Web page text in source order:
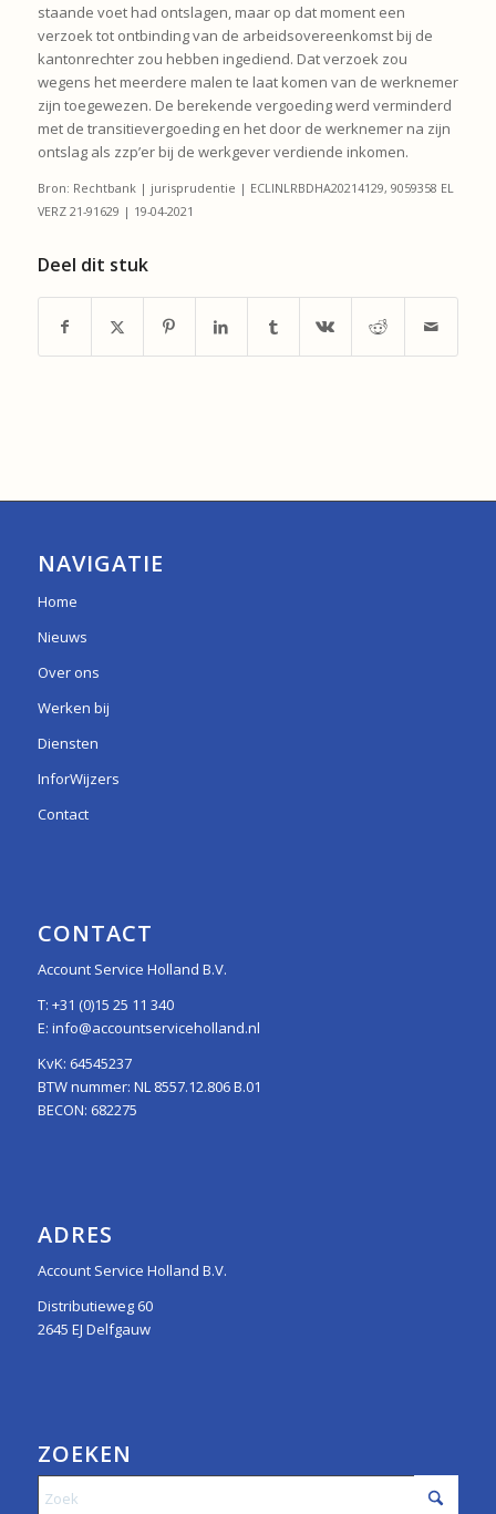
staande voet had ontslagen, maar op dat moment een
verzoek tot ontbinding van de arbeidsovereenkomst bij de
kantonrechter zou hebben ingediend. Dat verzoek zou
wegens het meerdere malen te laat komen van de werknemer
zijn toegewezen. De berekende vergoeding werd verminderd
met de transitievergoeding en het door de werknemer na zijn
ontslag als zzp’er bij de werkgever verdiende inkomen.
Bron: Rechtbank | jurisprudentie | ECLINLRBDHA20214129, 9059358 EL
VERZ 21-91629 | 19-04-2021
Deel dit stuk
NAVIGATIE
Home
Nieuws
Over ons
Werken bij
Diensten
InforWijzers
Contact
CONTACT
Account Service Holland B.V.
T: +31 (0)15 25 11 340
E: info@accountserviceholland.nl
KvK: 64545237
BTW nummer: NL 8557.12.806 B.01
BECON: 682275
ADRES
Account Service Holland B.V.
Distributieweg 60
2645 EJ Delfgauw
ZOEKEN